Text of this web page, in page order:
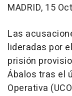
MADRID, 15
Las
lideradas por
prisión
Ábalos tras el
Operativa